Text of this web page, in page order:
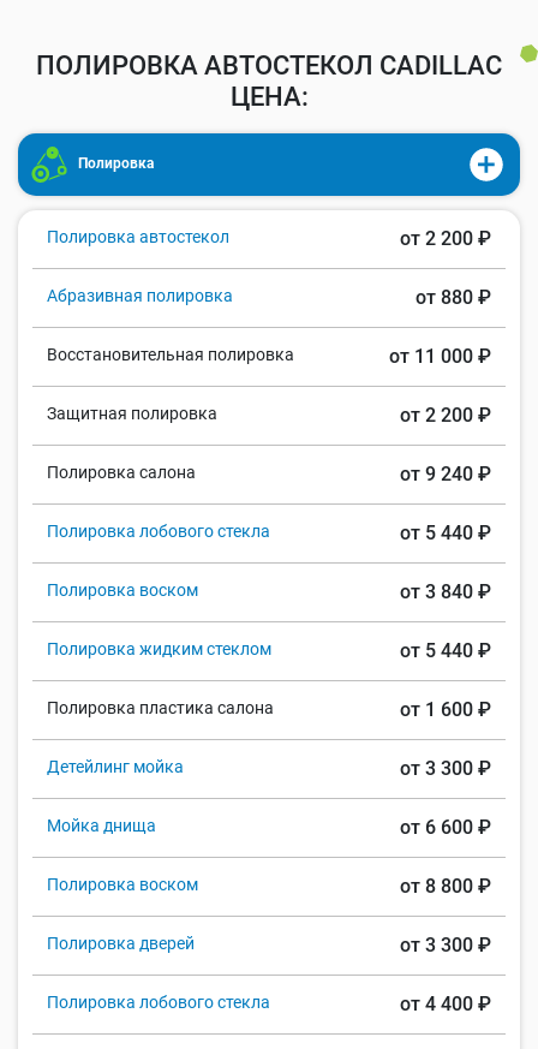
ПОЛИРОВКА АВТОСТЕКОЛ CADILLAC
ЦЕНА:
Полировка
Полировка автостекол от 2 200 ₽
Абразивная полировка от 880 ₽
Восстановительная полировка от 11 000 ₽
Защитная полировка от 2 200 ₽
Полировка салона от 9 240 ₽
Полировка лобового стекла от 5 440 ₽
Полировка воском от 3 840 ₽
Полировка жидким стеклом от 5 440 ₽
Полировка пластика салона от 1 600 ₽
Детейлинг мойка от 3 300 ₽
Мойка днища от 6 600 ₽
Полировка воском от 8 800 ₽
Полировка дверей от 3 300 ₽
Полировка лобового стекла от 4 400 ₽